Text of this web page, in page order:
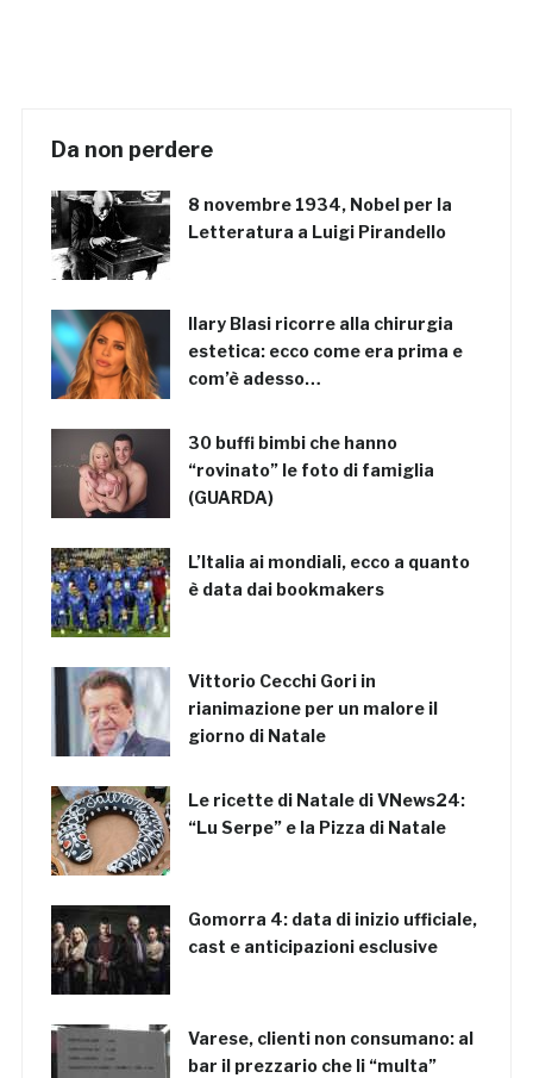
Da non perdere
8 novembre 1934, Nobel per la
Letteratura a Luigi Pirandello
Ilary Blasi ricorre alla chirurgia
estetica: ecco come era prima e
com’è adesso…
30 buffi bimbi che hanno
“rovinato” le foto di famiglia
(GUARDA)
L’Italia ai mondiali, ecco a quanto
è data dai bookmakers
Vittorio Cecchi Gori in
rianimazione per un malore il
giorno di Natale
Le ricette di Natale di VNews24:
“Lu Serpe” e la Pizza di Natale
Gomorra 4: data di inizio ufficiale,
cast e anticipazioni esclusive
Varese, clienti non consumano: al
bar il prezzario che li “multa”